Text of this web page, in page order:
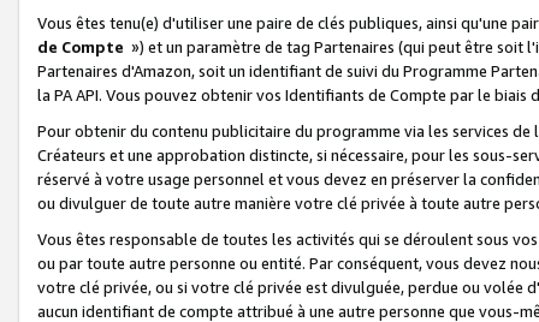
Vous êtes tenu(e) d'utiliser une paire de clés publiques, ainsi qu'une
de Compte ») et un paramètre de tag Partenaires (qui peut être soit
Partenaires d'Amazon, soit un identifiant de suivi du Programme
la PA API. Vous pouvez obtenir vos Identifiants de Compte par le biais
Pour obtenir du contenu publicitaire du programme via les services
Créateurs et une approbation distincte, si nécessaire, pour les sous-
réservé à votre usage personnel et vous devez en préserver la
ou divulguer de toute autre manière votre clé privée à toute autre
Vous êtes responsable de toutes les activités qui se déroulent sous
ou par toute autre personne ou entité. Par conséquent, vous devez
votre clé privée, ou si votre clé privée est divulguée, perdue ou volée
aucun identifiant de compte attribué à une autre personne que vous-